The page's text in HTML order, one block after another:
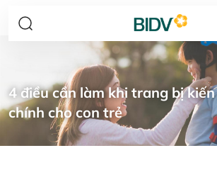
4 điều cần làm khi trang bị
chính cho con trẻ